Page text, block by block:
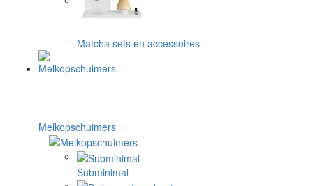
Matcha sets en accessoires
Melkopschuimers
Subminimal